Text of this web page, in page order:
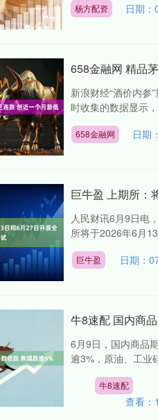
杨方配资 日期：
658金融网 精品
新浪财经“酒价内参
时收集的数据显示
658金融网 日期
巨牛盈 上期所：
人民财讯6月9日电
所将于2026年6月
巨牛盈 日期：
牛8速配 国内商
6月9日，国内商品
逾3%，原油、工业
牛8速配
查看：
深证成指 14311.01